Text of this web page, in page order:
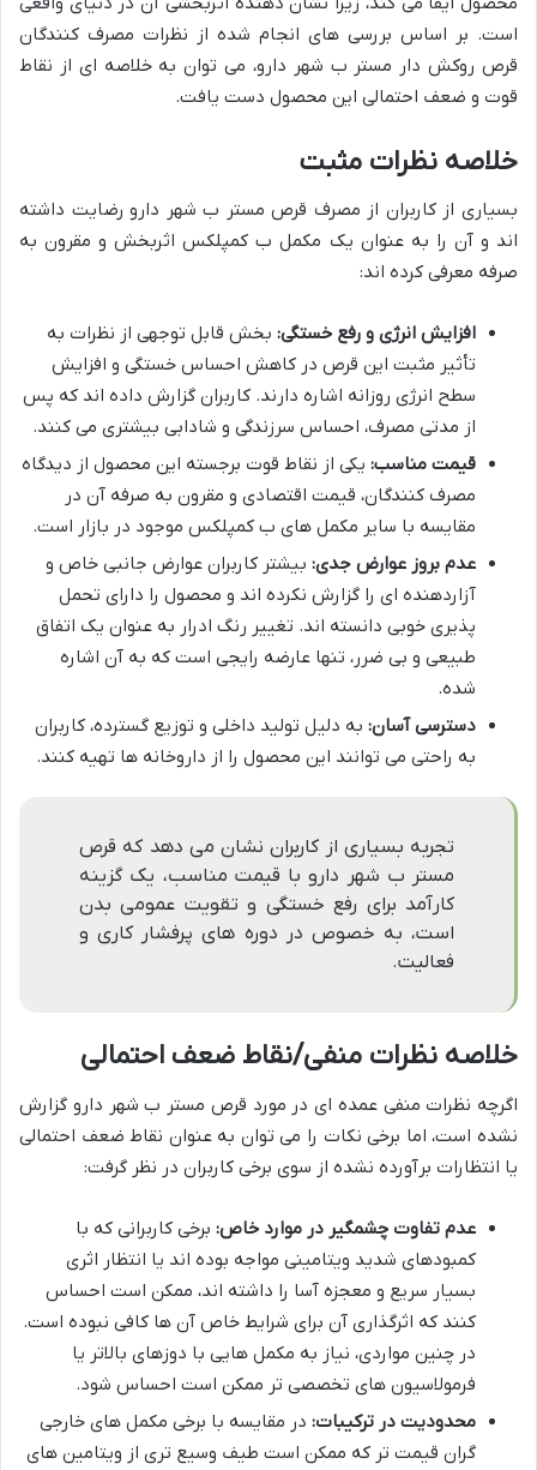
است. بر اساس بررسی های انجام شده از نظرات مصرف کنندگان
قرص روکش دار مستر ب شهر دارو، می توان به خلاصه ای از نقاط
قوت و ضعف احتمالی این محصول دست یافت.
خلاصه نظرات مثبت
بسیاری از کاربران از مصرف قرص مستر ب شهر دارو رضایت داشته
اند و آن را به عنوان یک مکمل ب کمپلکس اثربخش و مقرون به
صرفه معرفی کرده اند:
افزایش انرژی و رفع خستگی: بخش قابل توجهی از نظرات به
تأثیر مثبت این قرص در کاهش احساس خستگی و افزایش
سطح انرژی روزانه اشاره دارند. کاربران گزارش داده اند که پس
از مدتی مصرف، احساس سرزندگی و شادابی بیشتری می کنند.
قیمت مناسب: یکی از نقاط قوت برجسته این محصول از دیدگاه
مصرف کنندگان، قیمت اقتصادی و مقرون به صرفه آن در
مقایسه با سایر مکمل های ب کمپلکس موجود در بازار است.
عدم بروز عوارض جدی: بیشتر کاربران عوارض جانبی خاص و
آزاردهنده ای را گزارش نکرده اند و محصول را دارای تحمل
پذیری خوبی دانسته اند. تغییر رنگ ادرار به عنوان یک اتفاق
طبیعی و بی ضرر، تنها عارضه رایجی است که به آن اشاره
شده.
دسترسی آسان: به دلیل تولید داخلی و توزیع گسترده، کاربران
به راحتی می توانند این محصول را از داروخانه ها تهیه کنند.
تجربه بسیاری از کاربران نشان می دهد که قرص
مستر ب شهر دارو با قیمت مناسب، یک گزینه
کارآمد برای رفع خستگی و تقویت عمومی بدن
است، به خصوص در دوره های پرفشار کاری و
فعالیت.
خلاصه نظرات منفی/نقاط ضعف احتمالی
اگرچه نظرات منفی عمده ای در مورد قرص مستر ب شهر دارو گزارش
نشده است، اما برخی نکات را می توان به عنوان نقاط ضعف احتمالی
یا انتظارات برآورده نشده از سوی برخی کاربران در نظر گرفت:
عدم تفاوت چشمگیر در موارد خاص: برخی کاربرانی که با
کمبودهای شدید ویتامینی مواجه بوده اند یا انتظار اثری
بسیار سریع و معجزه آسا را داشته اند، ممکن است احساس
کنند که اثرگذاری آن برای شرایط خاص آن ها کافی نبوده است.
در چنین مواردی، نیاز به مکمل هایی با دوزهای بالاتر یا
فرمولاسیون های تخصصی تر ممکن است احساس شود.
محدودیت در ترکیبات: در مقایسه با برخی مکمل های خارجی
گران قیمت تر که ممکن است طیف وسیع تری از ویتامین های